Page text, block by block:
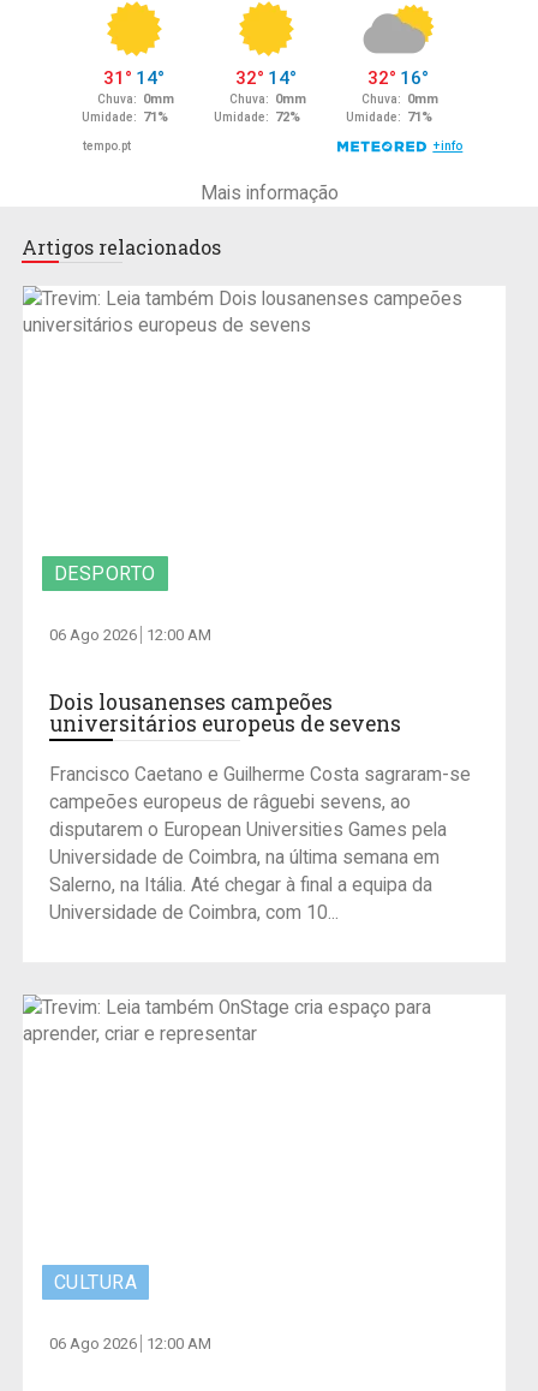
Mais informação
Artigos relacionados
DESPORTO
06 Ago 2026 12:00 AM
Dois lousanenses campeões
universitários europeus de sevens
Francisco Caetano e Guilherme Costa sagraram-se
campeões europeus de râguebi sevens, ao
disputarem o European Universities Games pela
Universidade de Coimbra, na última semana em
Salerno, na Itália. Até chegar à final a equipa da
Universidade de Coimbra, com 10...
CULTURA
06 Ago 2026 12:00 AM